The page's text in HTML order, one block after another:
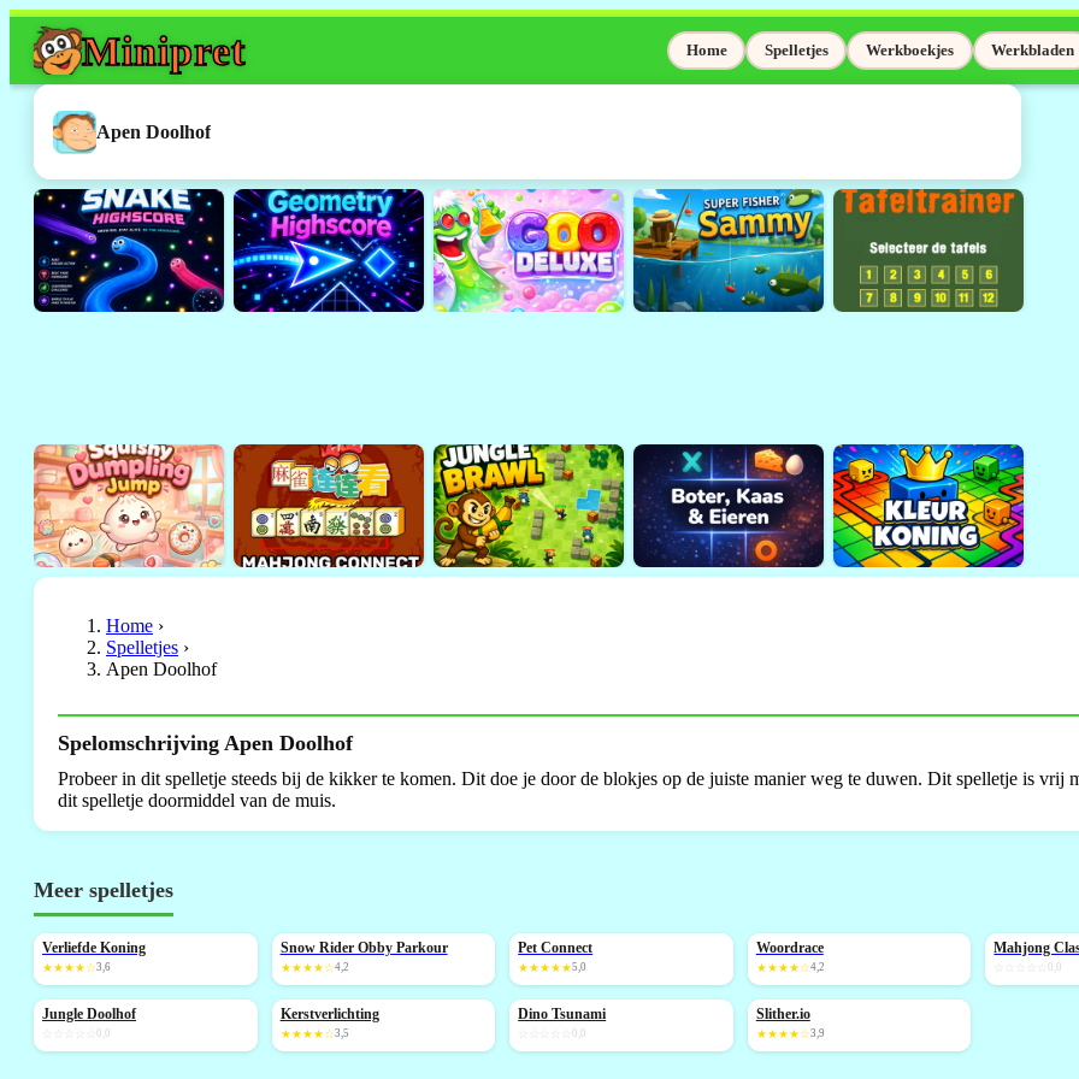
Minipret Home Spelletjes Werkboekjes Werkbladen
Dit spel werkt helaas niet meer
Apen Doolhof
Home ›
Spelletjes ›
Apen Doolhof
Spelomschrijving Apen Doolhof
Probeer in dit spelletje steeds bij de kikker te komen. Dit doe je door de blokjes op de juiste manier weg te duwen. Dit spelletje is vrij
dit spelletje doormiddel van de muis.
Meer spelletjes
Verliefde Koning
★★★★☆3,6
NIEUW
Snow Rider Obby Parkour
★★★★☆4,2
NIEUW
Pet Connect
★★★★★5,0
NIEUW
Woordrace
★★★★☆4,2
NIEUW
Mahjong
☆☆☆☆☆0,0
NIEUW
Jungle Doolhof
0,0
Kerstverlichting
★★★★☆3,5
NIEUW
Dino Tsunami
☆☆☆☆☆0,0
Slither.io
★★★★☆3,9